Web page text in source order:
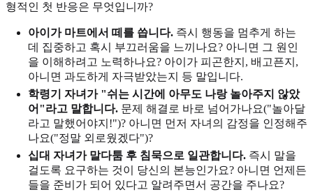
형적인 첫 반응은 무엇입니까?
아이가 마트에서 떼를 씁니다. 즉시 행동을 멈추게 하는
데 집중하고 혹시 부끄러움을 느끼나요? 아니면 그 원인
을 이해하려고 노력하나요? 아이가 피곤한지, 배고픈지,
아니면 과도하게 자극받았는지 등 말입니다.
학령기 자녀가 "쉬는 시간에 아무도 나랑 놀아주지 않았
어"라고 말합니다. 문제 해결로 바로 넘어가나요("놀아달
라고 말했어야지!")? 아니면 먼저 자녀의 감정을 인정해주
나요("정말 외로웠겠다")?
십대 자녀가 말다툼 후 침묵으로 일관합니다. 즉시 말을
걸도록 요구하는 것이 당신의 본능인가요? 아니면 언제든
들을 준비가 되어 있다고 알려주면서 공간을 주나요?